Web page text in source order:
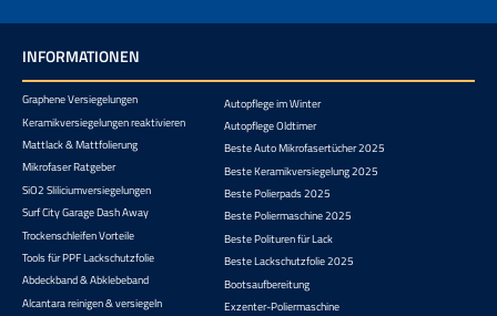
INFORMATIONEN
Graphene Versiegelungen
Keramikversiegelungen reaktivieren
Mattlack & Mattfolierung
Mikrofaser Ratgeber
SiO2 Sliliciumversiegelungen
Surf City Garage Dash Away
Trockenschleifen Vorteile
Tools für PPF Lackschutzfolie
Abdeckband & Abklebeband
Alcantara reinigen & versiegeln
Autopflege im Winter
Autopflege Oldtimer
Beste Auto Mikrofasertücher 2025
Beste Keramikversiegelung 2025
Beste Polierpads 2025
Beste Poliermaschine 2025
Beste Polituren für Lack
Beste Lackschutzfolie 2025
Bootsaufbereitung
Exzenter-Poliermaschine